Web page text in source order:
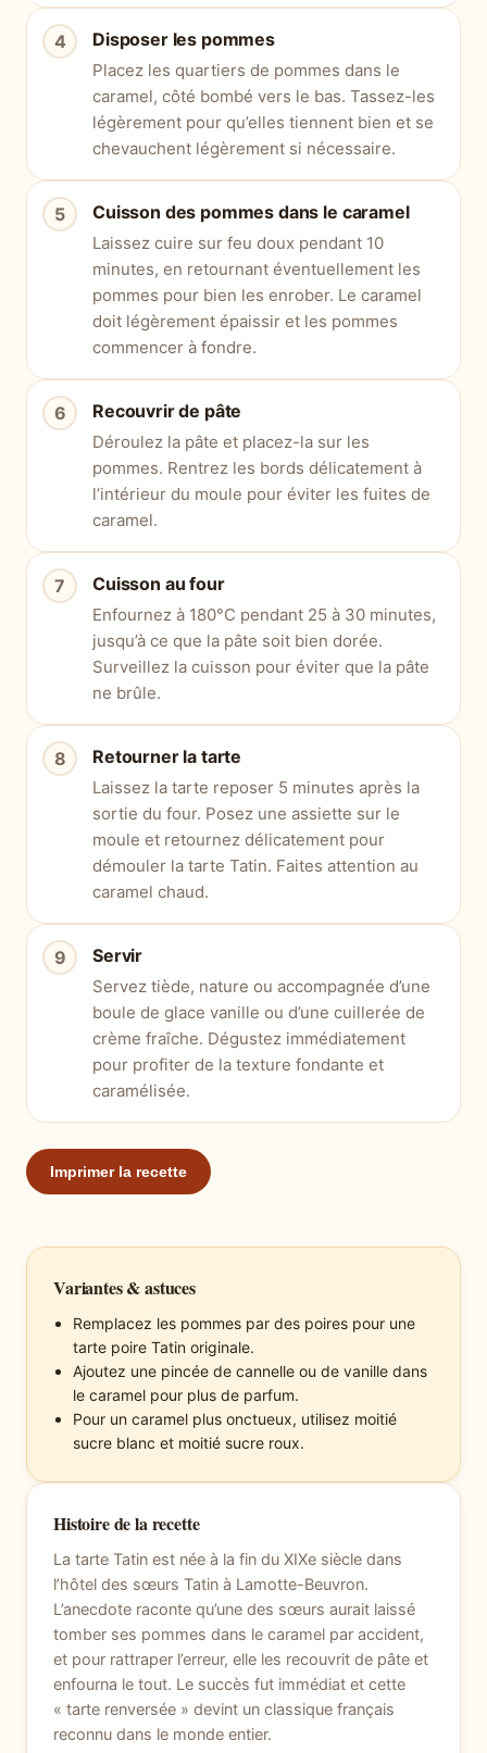
Disposer les pommes
Placez les quartiers de pommes dans le
caramel, côté bombé vers le bas. Tassez-les
légèrement pour qu’elles tiennent bien et se
chevauchent légèrement si nécessaire.
Cuisson des pommes dans le caramel
Laissez cuire sur feu doux pendant 10
minutes, en retournant éventuellement les
pommes pour bien les enrober. Le caramel
doit légèrement épaissir et les pommes
commencer à fondre.
Recouvrir de pâte
Déroulez la pâte et placez-la sur les
pommes. Rentrez les bords délicatement à
l’intérieur du moule pour éviter les fuites de
caramel.
Cuisson au four
Enfournez à 180°C pendant 25 à 30 minutes,
jusqu’à ce que la pâte soit bien dorée.
Surveillez la cuisson pour éviter que la pâte
ne brûle.
Retourner la tarte
Laissez la tarte reposer 5 minutes après la
sortie du four. Posez une assiette sur le
moule et retournez délicatement pour
démouler la tarte Tatin. Faites attention au
caramel chaud.
Servir
Servez tiède, nature ou accompagnée d’une
boule de glace vanille ou d’une cuillerée de
crème fraîche. Dégustez immédiatement
pour profiter de la texture fondante et
caramélisée.
Imprimer la recette
Variantes & astuces
Remplacez les pommes par des poires pour une
tarte poire Tatin originale.
Ajoutez une pincée de cannelle ou de vanille dans
le caramel pour plus de parfum.
Pour un caramel plus onctueux, utilisez moitié
sucre blanc et moitié sucre roux.
Histoire de la recette
La tarte Tatin est née à la fin du XIXe siècle dans
l’hôtel des sœurs Tatin à Lamotte-Beuvron.
L’anecdote raconte qu’une des sœurs aurait laissé
tomber ses pommes dans le caramel par accident,
et pour rattraper l’erreur, elle les recouvrit de pâte et
enfourna le tout. Le succès fut immédiat et cette
« tarte renversée » devint un classique français
reconnu dans le monde entier.